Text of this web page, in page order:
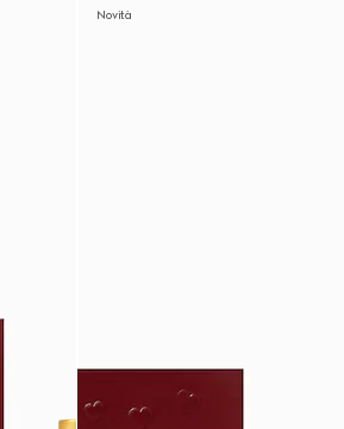
Novità